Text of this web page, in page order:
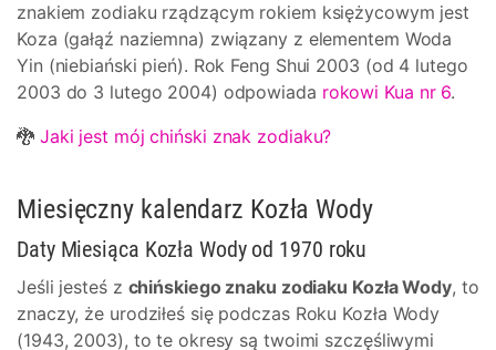
znakiem zodiaku rządzącym rokiem księżycowym jest
Koza (gałąź naziemna) związany z elementem Woda
Yin (niebiański pień). Rok Feng Shui 2003 (od 4 lutego
2003 do 3 lutego 2004) odpowiada rokowi Kua nr 6.
🐉 Jaki jest mój chiński znak zodiaku?
Miesięczny kalendarz Kozła Wody
Daty Miesiąca Kozła Wody od 1970 roku
Jeśli jesteś z chińskiego znaku zodiaku Kozła Wody, to
znaczy, że urodziłeś się podczas Roku Kozła Wody
(1943, 2003), to te okresy są twoimi szczęśliwymi